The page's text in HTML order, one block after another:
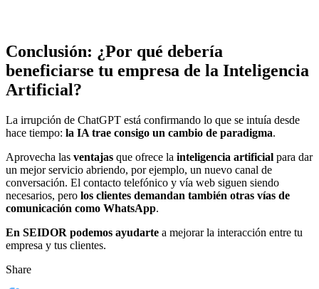
Conclusión: ¿Por qué debería
beneficiarse tu empresa de la Inteligencia
Artificial?
La irrupción de ChatGPT está confirmando lo que se intuía desde
hace tiempo: la IA trae consigo un cambio de paradigma.
Aprovecha las ventajas que ofrece la inteligencia artificial para dar
un mejor servicio abriendo, por ejemplo, un nuevo canal de
conversación. El contacto telefónico y vía web siguen siendo
necesarios, pero los clientes demandan también otras vías de
comunicación como WhatsApp.
En SEIDOR podemos ayudarte a mejorar la interacción entre tu
empresa y tus clientes.
Share